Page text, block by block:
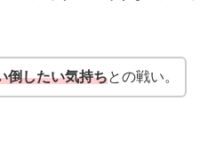
倒したい気持ちとの戦い。